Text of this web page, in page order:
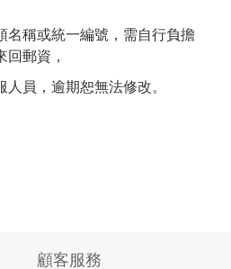
名稱或統一編號，需自行負擔
回郵資，
員，逾期恕無法修改。
顧客服務